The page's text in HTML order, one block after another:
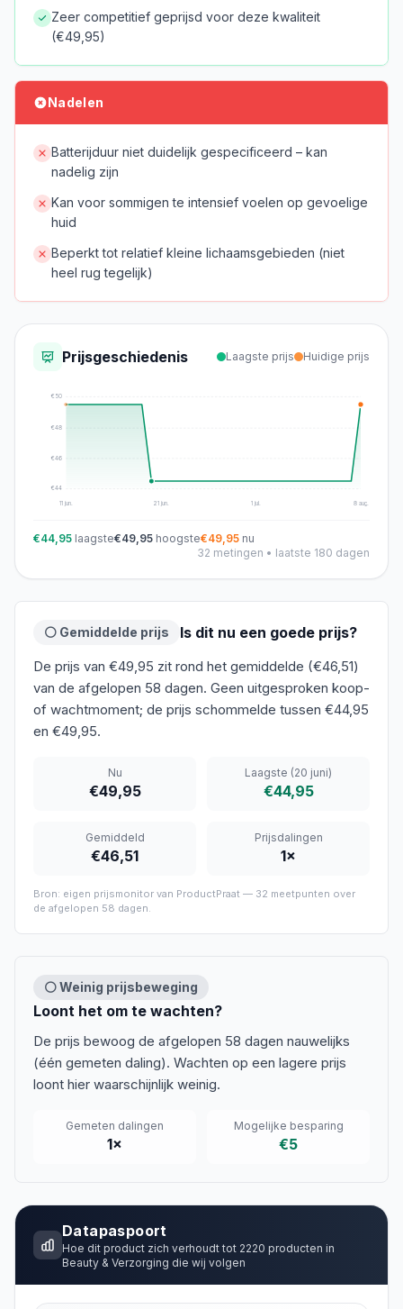
Zeer competitief geprijsd voor deze kwaliteit
(€49,95)
Nadelen
Batterijduur niet duidelijk gespecificeerd – kan
nadelig zijn
Kan voor sommigen te intensief voelen op gevoelige
huid
Beperkt tot relatief kleine lichaamsgebieden (niet
heel rug tegelijk)
Prijsgeschiedenis Laagste prijs Huidige prijs
€44
€46
€48
€ 50
11 jun. 21 jun. 1 jul. 8 aug.
€44,95 laagste€49,95 hoogste€49,95 nu
32 metingen • laatste 180 dagen
⚪ Gemiddelde prijs Is dit nu een goede prijs?
De prijs van €49,95 zit rond het gemiddelde (€46,51)
van de afgelopen 58 dagen. Geen uitgesproken koop-
of wachtmoment; de prijs schommelde tussen €44,95
en €49,95.
Nu
€49,95
Laagste (20 juni)
€44,95
Gemiddeld
€46,51
Prijsdalingen
1×
Bron: eigen prijsmonitor van ProductPraat — 32 meetpunten over
de afgelopen 58 dagen.
⚪ Weinig prijsbeweging
Loont het om te wachten?
De prijs bewoog de afgelopen 58 dagen nauwelijks
(één gemeten daling). Wachten op een lagere prijs
loont hier waarschijnlijk weinig.
Gemeten dalingen
1×
Mogelijke besparing
€5
Datapaspoort
Hoe dit product zich verhoudt tot 2220 producten in
Beauty & Verzorging die wij volgen